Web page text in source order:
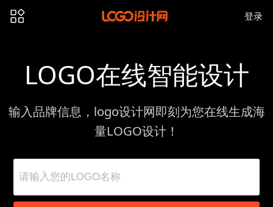
登录
LOGO在线智能设计
输入品牌信息，logo设计网即刻为您在线生成海
量LOGO设计！